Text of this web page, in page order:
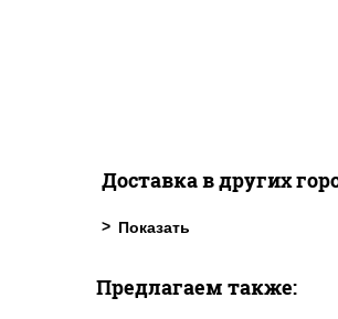
Доставка в других
Предлагаем также: